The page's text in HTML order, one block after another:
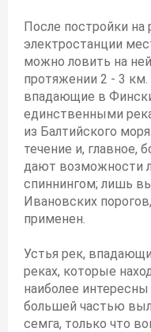
После постройки на
электростанции
можно ловить на
протяжении 2 - 3 км.
впадающие в
единственными
из Балтийского
течение и, главное,
дают возможности
спиннингом; лишь
Ивановских
применен.
Устья рек,
реках, которые
наиболее интересны
большей частью
семга, только что